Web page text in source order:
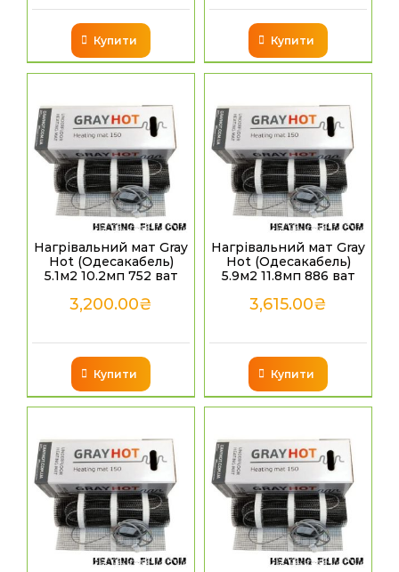
Купити Купити
Нагрівальний мат Gray
Hot (Одесакабель)
5.1м2 10.2мп 752 ват
3,200.00₴
Купити
Нагрівальний мат Gray
Hot (Одесакабель)
5.9м2 11.8мп 886 ват
3,615.00₴
Купити